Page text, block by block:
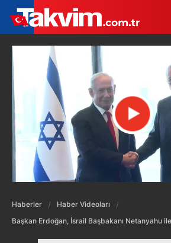
Haberler
Haber Videoları
Başkan Erdoğan, İsrail Başbakanı Netanyahu